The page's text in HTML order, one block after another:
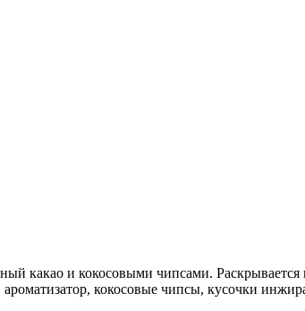
какао и кокосовыми чипсами.
кокосовые чипсы, кусочки